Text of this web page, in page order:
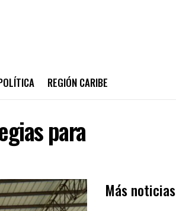
REGIÓN CARIBE
para
Más noticias
ATLÁNTICO